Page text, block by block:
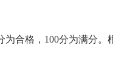
为合格， 100分为满分。